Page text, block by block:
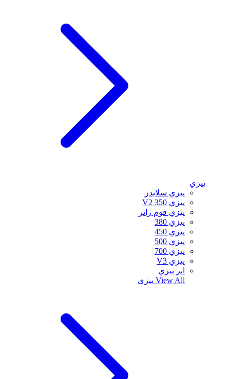
ييزي
ييزي سلايدز
ييزي 350 V2
ييزي فوم رانر
ييزي 380
ييزي 450
ييزي 500
ييزي 700
ييزي V3
اير ييزي
View All ييزي